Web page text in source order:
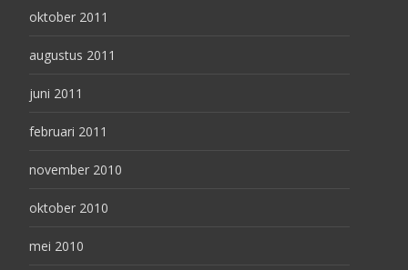
oktober 2011
augustus 2011
juni 2011
februari 2011
november 2010
oktober 2010
mei 2010